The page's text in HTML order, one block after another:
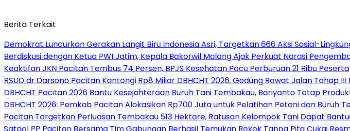
Berita Terkait
Demokrat Luncurkan Gerakan Langit Biru Indonesia Asri, Targetkan 666 Aksi Sosial-
Berdiskusi dengan Ketua PWI Jatim, Kepala Bakorwil Malang Ajak Perkuat Narasi
Keaktifan JKN Pacitan Tembus 74 Persen, BPJS Kesehatan Pacu Perburuan 21 Ribu Peserta
RSUD dr Darsono Pacitan Kantongi Rp8 Miliar DBHCHT 2026, Gedung Rawat Jalan Tahap
DBHCHT Pacitan 2026 Bantu Kesejahteraan Buruh Tani Tembakau, Bariyanto Tetap
DBHCHT 2026: Pemkab Pacitan Alokasikan Rp700 Juta untuk Pelatihan Petani dan Buruh
Pacitan Targetkan Perluasan Tembakau 513 Hektare, Ratusan Kelompok Tani Dapat
Satpol PP Pacitan Bersama Tim Gabungan Berhasil Temukan Rokok Tanpa Pita Cukai